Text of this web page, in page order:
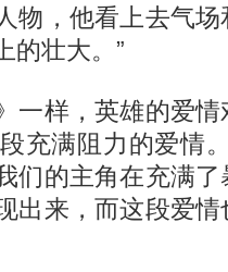
物，他看上去气
的壮大。”
样，英雄的爱情
充满阻力的爱情
们的主角在充满
出来，而这段爱